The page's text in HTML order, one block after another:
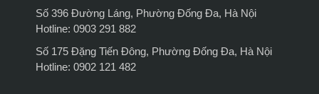
Số 396 Đường Láng, Phường Đống Đa, Hà Nội
Hotline: 0903 291 882
Số 175 Đặng Tiến Đông, Phường Đống Đa, Hà Nội
Hotline: 0902 121 482